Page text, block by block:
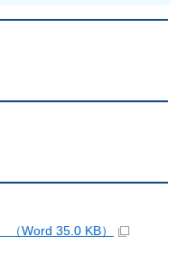
（Word 35.0 KB）